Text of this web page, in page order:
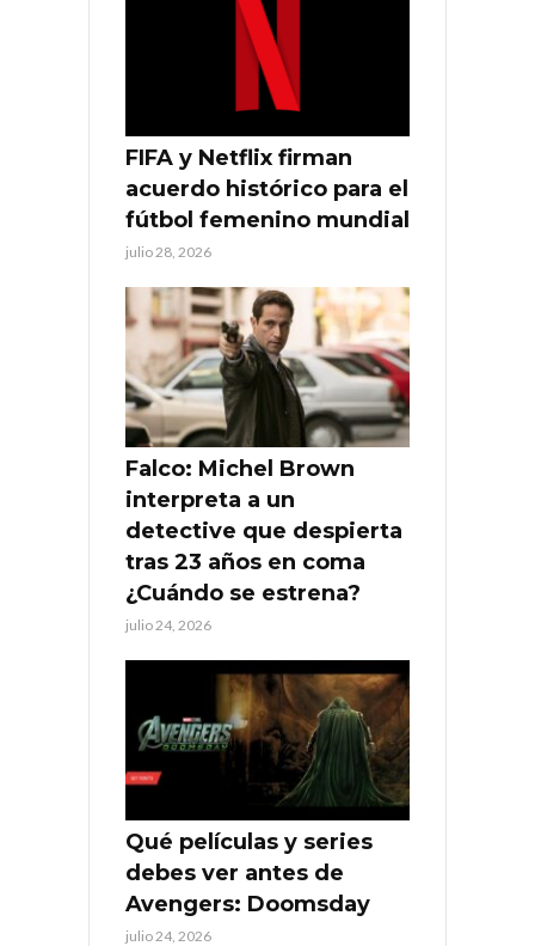
FIFA y Netflix firman
acuerdo histórico para el
fútbol femenino mundial
julio 28, 2026
Falco: Michel Brown
interpreta a un
detective que despierta
tras 23 años en coma
¿Cuándo se estrena?
julio 24, 2026
Qué películas y series
debes ver antes de
Avengers: Doomsday
julio 24, 2026